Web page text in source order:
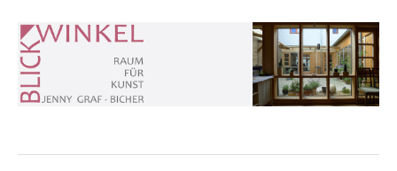
Inhalt
überspringen